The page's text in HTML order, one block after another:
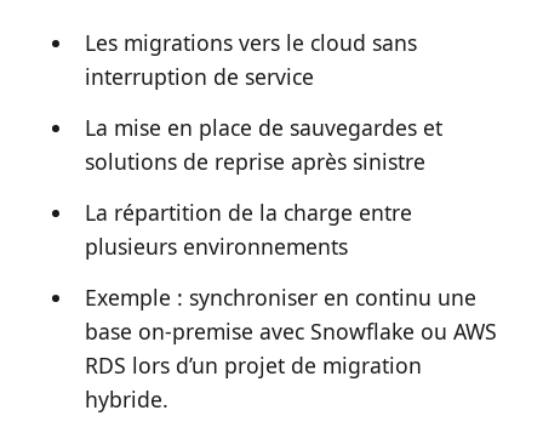
Les migrations vers le cloud sans
interruption de service
La mise en place de sauvegardes et
solutions de reprise après sinistre
La répartition de la charge entre
plusieurs environnements
Exemple : synchroniser en continu une
base on-premise avec Snowflake ou AWS
RDS lors d’un projet de migration
hybride.